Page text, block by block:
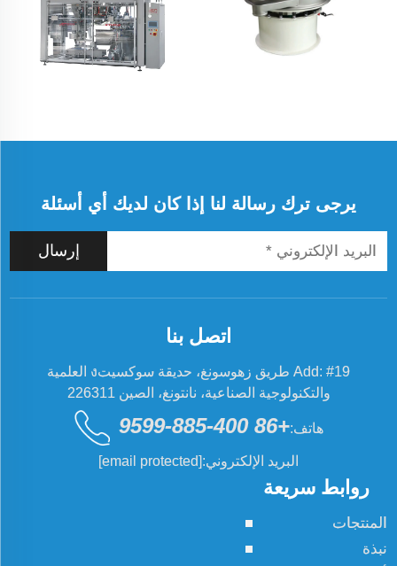
يرجى ترك رسالة لنا إذا كان لديك أي أسئلة
إرسال
روابط سريعة
المنتجات
نبذة
اتصل بنا
Add: #19 طريق زهوسونغ، حديقة سوكسيتง العلمية
والتكنولوجية الصناعية، نانتونغ، الصين 226311
هاتف:+86 400-885-9599
البريد الإلكتروني:[email protected]